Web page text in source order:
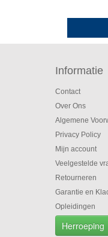
Informatie
Contact
Over Ons
Algemene
Privacy Policy
Mijn account
Veelgestelde
Retourneren
Garantie en
Opleidingen
Herroeping